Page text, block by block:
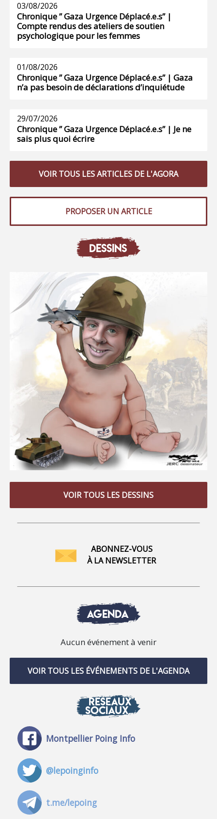
03/08/2026
Chronique ” Gaza Urgence Déplacé.e.s” |
Compte rendus des ateliers de soutien
psychologique pour les femmes
01/08/2026
Chronique ” Gaza Urgence Déplacé.e.s” | Gaza
n’a pas besoin de déclarations d’inquiétude
29/07/2026
Chronique ” Gaza Urgence Déplacé.e.s” | Je ne
sais plus quoi écrire
VOIR TOUS LES ARTICLES DE L'AGORA
PROPOSER UN ARTICLE
DESSINS
VOIR TOUS LES DESSINS
ABONNEZ-VOUS
À LA NEWSLETTER
AGENDA
Aucun événement à venir
VOIR TOUS LES ÉVÉNEMENTS DE L'AGENDA
RÉSEAUX
SOCIAUX
Montpellier Poing Info
@lepoinginfo
t.me/lepoing